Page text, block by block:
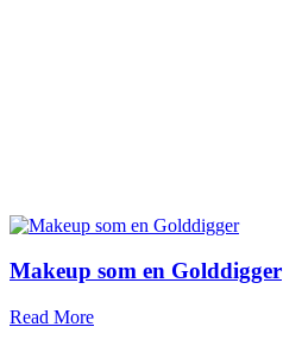
Makeup som en Golddigger
Read More